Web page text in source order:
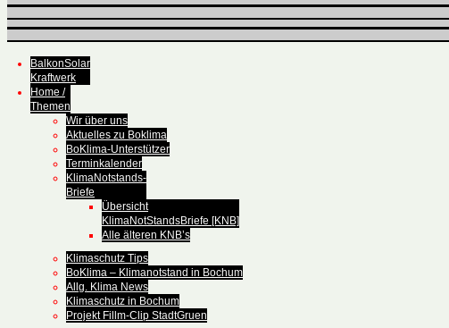
BalkonSolar
Kraftwerk
Home /
Themen
Wir über uns
Aktuelles zu Boklima
BoKlima-Unterstützer
Terminkalender
KlimaNotstands-
Briefe
Übersicht
KlimaNotStandsBriefe [KNB]
Alle älteren KNB’s
Klimaschutz Tips
BoKlima – Klimanotstand in Bochum
Allg. Klima News
Klimaschutz in Bochum
Projekt Fillm-Clip StadtGruen